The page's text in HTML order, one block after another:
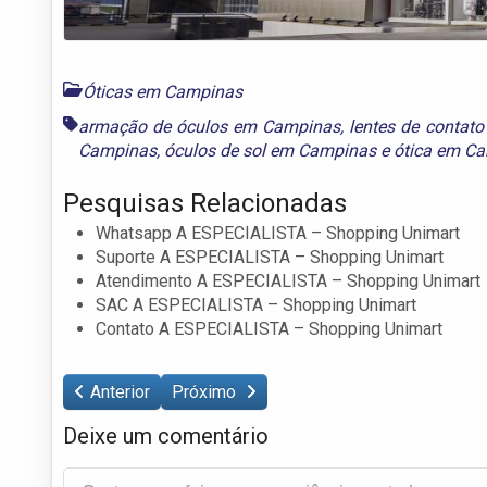
Óticas em Campinas
armação de óculos em Campinas, lentes de
Campinas, óculos de sol em Campinaseótica em
Pesquisas Relacionadas
Whatsapp A ESPECIALISTA – Shopping Unimart
Suporte A ESPECIALISTA – Shopping Unimart
Atendimento A ESPECIALISTA – Shopping Unimart
SAC A ESPECIALISTA – Shopping Unimart
Contato A ESPECIALISTA – Shopping Unimart
Anterior Próximo
Deixe um comentário